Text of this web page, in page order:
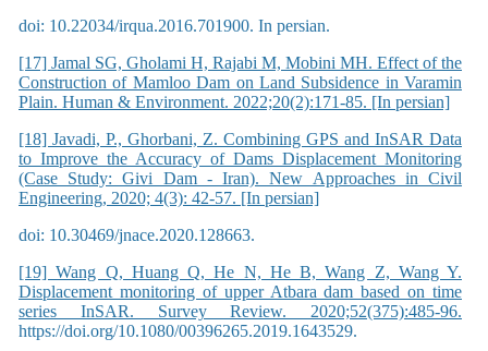
doi: 10.22034/irqua.2016.701900. In persian.
[17] Jamal SG, Gholami H, Rajabi M, Mobini MH. Effect of the
Construction of Mamloo Dam on Land Subsidence in Varamin
Plain. Human & Environment. 2022;20(2):171-85. [In persian]
[18] Javadi, P., Ghorbani, Z. Combining GPS and InSAR Data
to Improve the Accuracy of Dams Displacement Monitoring
(Case Study: Givi Dam - Iran). New Approaches in Civil
Engineering, 2020; 4(3): 42-57. [In persian]
doi: 10.30469/jnace.2020.128663.
[19] Wang Q, Huang Q, He N, He B, Wang Z, Wang Y.
Displacement monitoring of upper Atbara dam based on time
series InSAR. Survey Review. 2020;52(375):485-96.
https://doi.org/10.1080/00396265.2019.1643529.